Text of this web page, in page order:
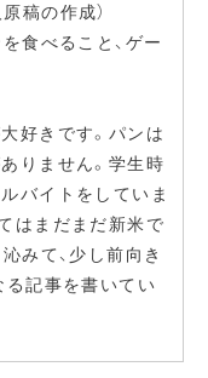
稿の作成）
食べること、ゲー
好きです。パンは
りません。学生時
バイトをしていま
はまだまだ新米で
みて、少し前向き
る記事を書いてい